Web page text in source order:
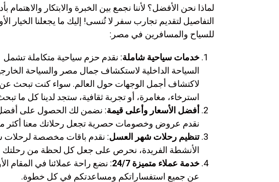
لماذا نحن الأفضل؟ لأننا نجمع بين الخبرة والابتكار والاهتمام
التفاصيل لتقديم تجارب سفر لا تُنسى! إليك ما يجعلنا الخيار
للسياح والمسافرين في مصر:
خدمات سياحية شاملة: نقدم حزم سياحية متكاملة تشمل
السياحة الداخلية لاستكشاف جمال مصر والسياحة
لاكتشاف أجمل الوجهات حول العالم. سواء كنت تبحث
استرخاء، مغامرة، أو تجربة ثقافية، ستجد لدينا كل ما
أفضل الأسعار وأعلى قيمة: نضمن لك الحصول على أفضل
نقدم عروض وخصومات حصرية تجعل رحلاتك معنا أكثر
تنظيم رحلات شهر العسل: نقدم باقات مخصصة لرحلات
الأنشطة الفريدة، نحرص على جعل كل لحظة من رحلتك
خدمة عملاء متميزة 24/7
: نضع راحة عملائنا في المقام
عن جميع استفساراتكم ومساعدتكم في كل خطوة.